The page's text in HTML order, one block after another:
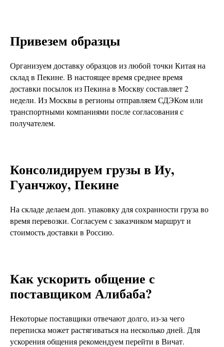
Привезем образцы
Организуем доставку образцов из любой точки Китая на
склад в Пекине. В настоящее время среднее время
доставки посылок из Пекина в Москву составляет 2
недели. Из Москвы в регионы отправляем СДЭКом или
транспортными компаниями после согласования с
получателем.
Консолидируем грузы в Иу,
Гуанчжоу, Пекине
На складе делаем доп. упаковку для сохранности груза во
время перевозки. Согласуем с заказчиком маршрут и
стоимость доставки в Россию.
Как ускорить общение с
поставщиком Алибаба?
Некоторые поставщики отвечают долго, из-за чего
переписка может растягиваться на несколько дней. Для
ускорения общения рекомендуем перейти в Вичат.